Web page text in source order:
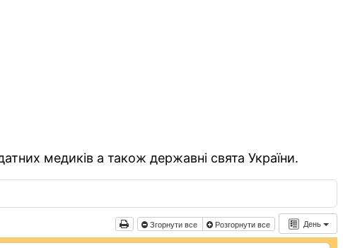
медиків а також державні свята України.
День
Згорнути все Розгорнути все